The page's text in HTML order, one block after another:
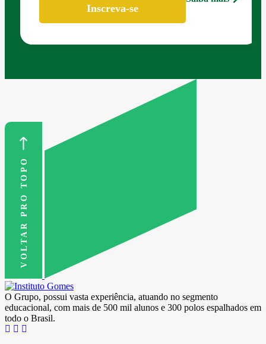
Inscreva-se
VOLTAR PRO TOPO
O Grupo, possui vasta experiência, atuando no segmento
educacional, com mais de 500 mil alunos e 300 polos espalhados em
todo o Brasil.